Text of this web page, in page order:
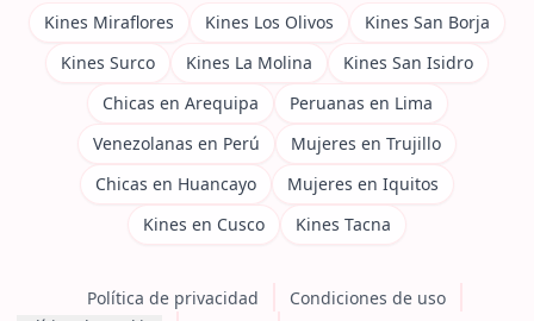
Kines Miraflores Kines Los Olivos
Kines San Borja
Kines Surco
Kines La Molina
Kines San Isidro
Chicas en Arequipa
Peruanas en Lima
Venezolanas en Perú
Mujeres en Trujillo
Chicas en Huancayo
Mujeres en Iquitos
Kines en Cusco
Kines Tacna
Política de privacidad
Condiciones de uso